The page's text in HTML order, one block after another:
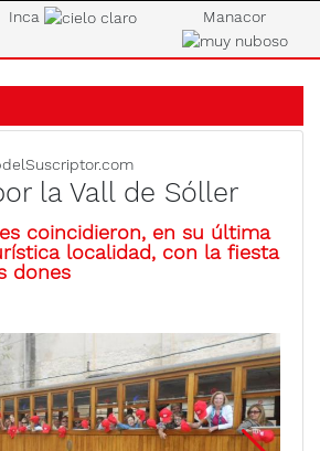
Inca Manacor
la Vall de Sóller
coincidieron, en su última
localidad, con la fiesta
dones